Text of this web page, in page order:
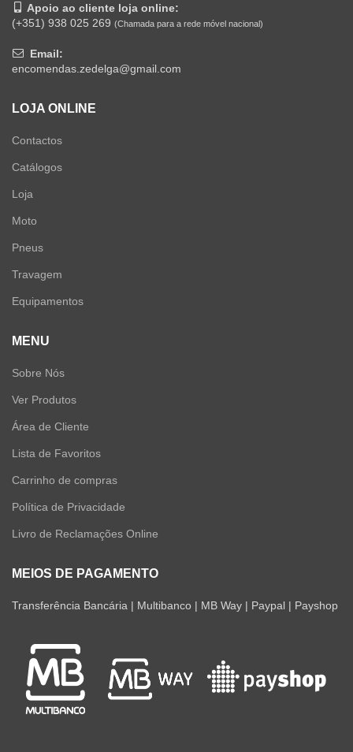
Apoio ao cliente loja online:
(+351) 938 025 269 (Chamada para a rede móvel nacional)
Email:
encomendas.zedelga@gmail.com
LOJA ONLINE
Contactos
Catálogos
Loja
Moto
Pneus
Travagem
Equipamentos
MENU
Sobre Nós
Ver Produtos
Área de Cliente
Lista de Favoritos
Carrinho de compras
Política de Privacidade
Livro de Reclamações Online
MEIOS DE PAGAMENTO
Transferência Bancária | Multibanco | MB Way | Paypal | Payshop